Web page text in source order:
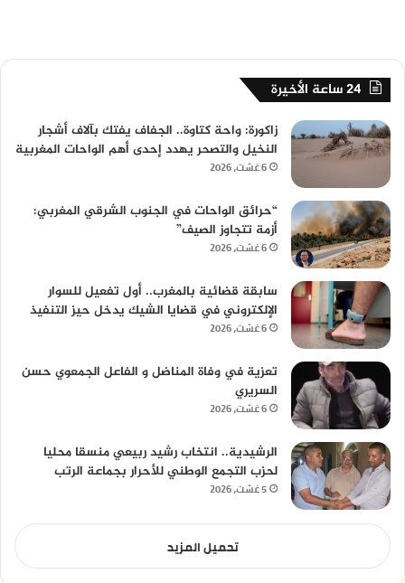
24 ساعة الأخيرة
زاكورة: واحة كتاوة.. الجفاف يفتك بآلاف أشجار
النخيل والتصحر يهدد إحدى أهم الواحات المغربية
6 غشت، 2026
“حرائق الواحات في الجنوب الشرقي المغربي:
أزمة تتجاوز الصيف”
6 غشت، 2026
سابقة قضائية بالمغرب.. أول تفعيل للسوار
الإلكتروني في قضايا الشيك يدخل حيز التنفيذ
6 غشت، 2026
تعزية في وفاة المناضل و الفاعل الجمعوي حسن
السريري
6 غشت، 2026
الرشيدية.. انتخاب رشيد ربيعي منسقا محليا
لحزب التجمع الوطني للأحرار بجماعة الرتب
5 غشت، 2026
تحميل المزيد